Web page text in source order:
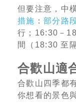
但要注意，中
措施 ： 部分路
行；16:30－
間（18:30 至
合歡山適
合歡山四季都
你想看的景色